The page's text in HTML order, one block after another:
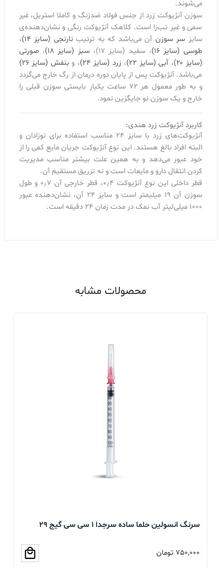
می‌شوند.
سوزن آنژیوکت زرد از جنس فولاد ضد‌زنگ و کاملا استریل، غیر
سمی و غیر تب‌زا است. کلاهک آنژیوکت رنگی و نشان‌دهنده‌ی
سایز سر سوزن آن می‌باشد که به ترتیبنارنجی (سایز ۱۴)
،
طوسی (سایز ۱۶)
، سفید (سایز ۱۷)، سبز (سایز ۱۸) ،صورتی
(سایز ۲۰)
، آبی (سایز ۲۲) ، زرد (سایز ۲۴) ، وبنفش (سایز ۲۶)
می‌باشد. آنژیوکت پس از پایان دوره درمان از رگ خارج می‌گردد
و به طور معمول هر ۷۲ ساعت یکبار بایستی سوزن قبلی را
خارج و یک سوزن نو جایگزین نمود.
کاربرد آنژیوکت زرد هندی:
آنژیوکت‌های زرد با سایز ۲۴ مناسب استفاده برای نوزادان و
البته افراد بالغ هستند. این نوع آنژیوکت جریان مایع کمی را از
خود عبور می‌دهد و به همین علت بیشتر مناسب مدیریت
کردن انتقال دارو و مایعات است و نه تزریق مستقیم آن.
قطر داخلی این نوع آنژیوکت ۰٫۴، قطر خارجی آن ۰٫۷ و طول
سوزن آن ۱۹ میلیمتر است و سایز ۲۴ آن، نشان‌دهنده عبور
۱۰۰۰ میلی‌لیتر آب نمک در مدت زمان ۲۴ دقیقه است.
محصولات مشابه
سرنگ انسولین حلما ساده سرجدا 1 سی سی گیج 29
750,000 تومان